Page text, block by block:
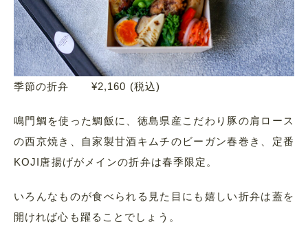
季節の折弁 ¥2,160 (税込)
鳴門鯛を使った鯛飯に、徳島県産こだわり豚の肩ロース
の西京焼き、自家製甘酒キムチのビーガン春巻き、定番
KOJI唐揚げがメインの折弁は春季限定。
いろんなものが食べられる見た目にも嬉しい折弁は蓋を
開ければ心も躍ることでしょう。